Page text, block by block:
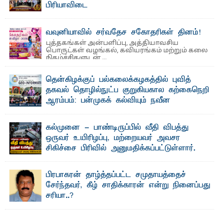
பிரியாவிடை
வவுனியாவில் சர்வதேச சகோதரிகள் தினம்!
புத்தகங்கள் அன்பளிப்பு, அத்தியாவசிய
பொருட்கள் வழங்கல், கவியரங்கம் மற்றும் கலை
நிகழ்ச்சிகளுடன் ...
தென்கிழக்குப் பல்கலைக்கழகத்தில் புவித்
தகவல் தொழில்நுட்ப குறுகியகால கற்கைநெறி
ஆரம்பம்: பன்முகக் கல்வியும் நவீன
பேராசிரியர் எம். எம். பாஸில்
தெ ன்கிழக்குப் பல்கலைக்கழகத்தின் கலை மற்றும் கலாசார
பீடத்தின் புவியியல் துறையினால் ...
கல்முனை - பாண்டிருப்பில் வீதி விபத்து
ஒருவர் உயிரிழப்பு, மற்றையவர் அவசர
சிகிச்சை பிரிவில் அனுமதிக்கப்பட்டுள்ளார்.
பாண்டிருப்பு ...பிரபாகரன் தாழ்த்தப்பட்ட சமுதாயத்தைச்
சேர்ந்தவர், கீழ் சாதிக்காரன் என்று நினைப்பது
சரியா..?